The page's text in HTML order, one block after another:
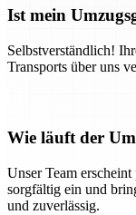
Ist mein
Selbstverständlich!
Transports über uns
Wie läuft der
Unser Team
sorgfältig ein und
und zuverlässig.